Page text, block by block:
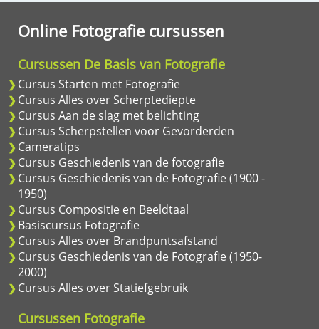
Online Fotografie cursussen
Cursussen De Basis van Fotografie
Cursus Starten met Fotografie
Cursus Alles over Scherptediepte
Cursus Aan de slag met belichting
Cursus Scherpstellen voor Gevorderden
Cameratips
Cursus Geschiedenis van de fotografie
Cursus Geschiedenis van de Fotografie (1900 -
1950)
Cursus Compositie en Beeldtaal
Basiscursus Fotografie
Cursus Alles over Brandpuntsafstand
Cursus Geschiedenis van de Fotografie (1950-
2000)
Cursus Alles over Statiefgebruik
Cursussen Fotografie